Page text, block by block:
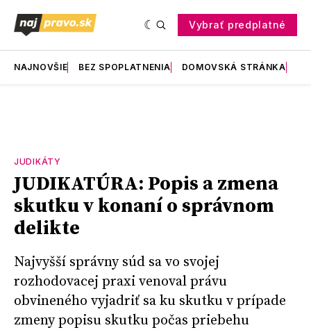
Vybrať predplatné
NAJNOVŠIE BEZ SPOPLATNENIA DOMOVSKÁ STRÁNKA
JUDIKÁTY
JUDIKATÚRA: Popis a zmena
skutku v konaní o správnom
delikte
Najvyšší správny súd sa vo svojej
rozhodovacej praxi venoval právu
obvineného vyjadriť sa ku skutku v prípade
zmeny popisu skutku počas priebehu